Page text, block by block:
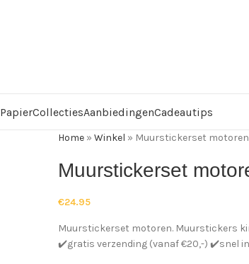
PapierCollectiesAanbiedingenCadeautips
Home» Winkel » Muurstickerset motoren
Muurstickerset
€24.95
Muurstickerset motoren. Muurstickers
✔️gratis verzending (vanaf €20,-) ✔️snel